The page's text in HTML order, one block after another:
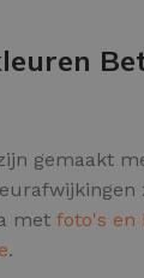
gemaakt
met foto's en
.